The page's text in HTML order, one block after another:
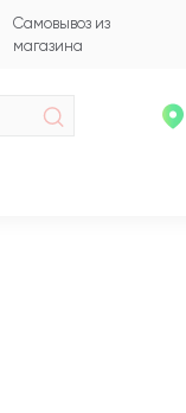
Самовывоз из
магазина